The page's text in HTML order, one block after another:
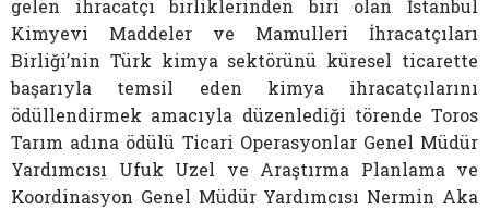
gelen ihracatçı birliklerinden biri olan İstanbul
Kimyevi Maddeler ve Mamulleri İhracatçıları
Birliği’nin Türk kimya sektörünü küresel ticarette
başarıyla temsil eden kimya ihracatçılarını
ödüllendirmek amacıyla düzenlediği törende Toros
Tarım adına ödülü Ticari Operasyonlar Genel Müdür
Yardımcısı Ufuk Uzel ve Araştırma Planlama ve
Koordinasyon Genel Müdür Yardımcısı Nermin Aka